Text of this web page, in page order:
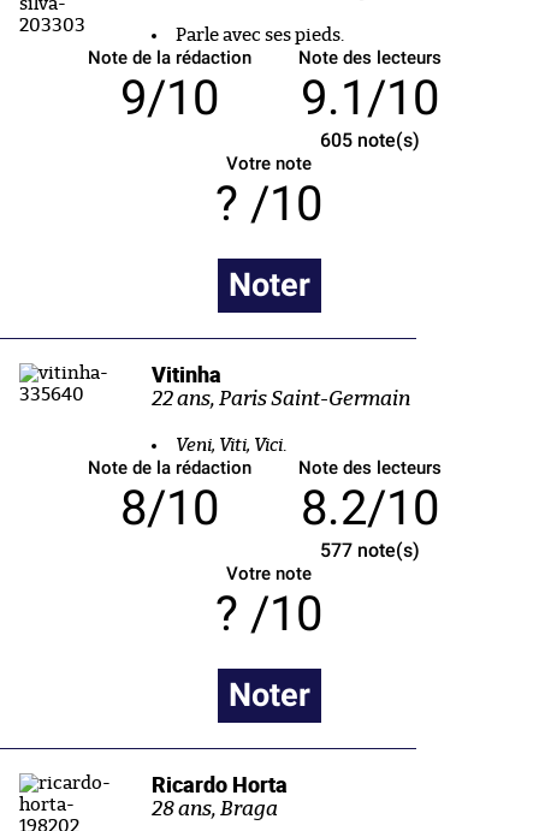
Parle avec ses pieds.
Note de la rédaction
9/10
Note des lecteurs
9.1/10
605note(s)
Votre note
/10
Noter
Vitinha
22 ans, Paris Saint-Germain
Veni, Viti, Vici.
Note de la rédaction
8/10
Note des lecteurs
8.2/10
577note(s)
Votre note
/10
Noter
Ricardo Horta
28 ans, Braga